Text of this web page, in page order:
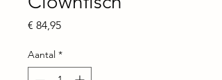
€ 84,95Prijs
Aantal *